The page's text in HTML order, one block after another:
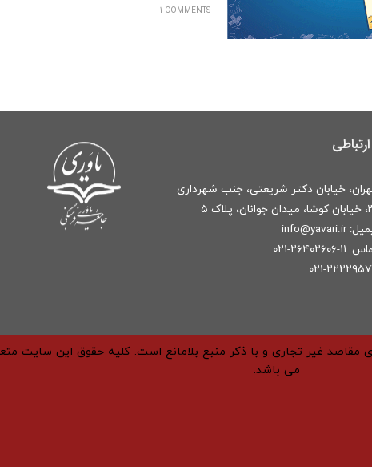
1 COMMENTS
خیابان دکتر شریعتی، جنب شهرداری
info@yavari.ir
۱۱-۲۶۴۰۲۶۰۶-۰۲۱
غیر تجاری و با ذکر منبع بلامانع است. کلیه حقوق این سایت
می باشد.